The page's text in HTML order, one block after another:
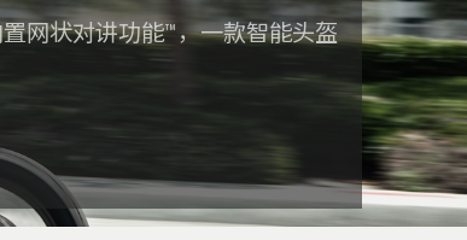
网状对讲功能™，一款智能头盔